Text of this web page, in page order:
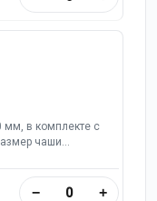
мм, в комплекте с
чаши
− +